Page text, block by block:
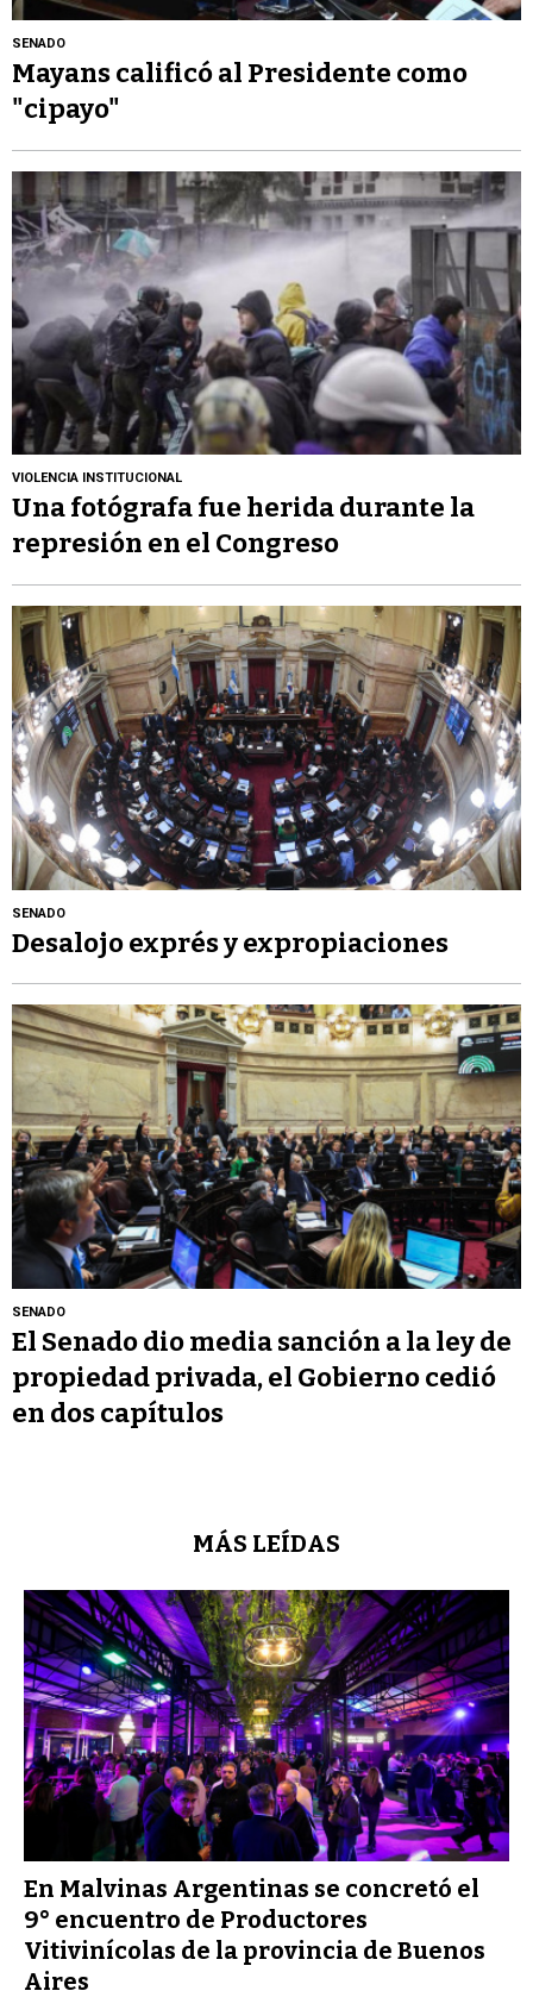
SENADO
Mayans calificó al Presidente como
"cipayo"
VIOLENCIA INSTITUCIONAL
Una fotógrafa fue herida durante la
represión en el Congreso
SENADO
Desalojo exprés y expropiaciones
SENADO
El Senado dio media sanción a la ley de
propiedad privada, el Gobierno cedió
en dos capítulos
MÁS LEÍDAS
En Malvinas Argentinas se concretó el
9° encuentro de Productores
Vitivinícolas de la provincia de Buenos
Aires